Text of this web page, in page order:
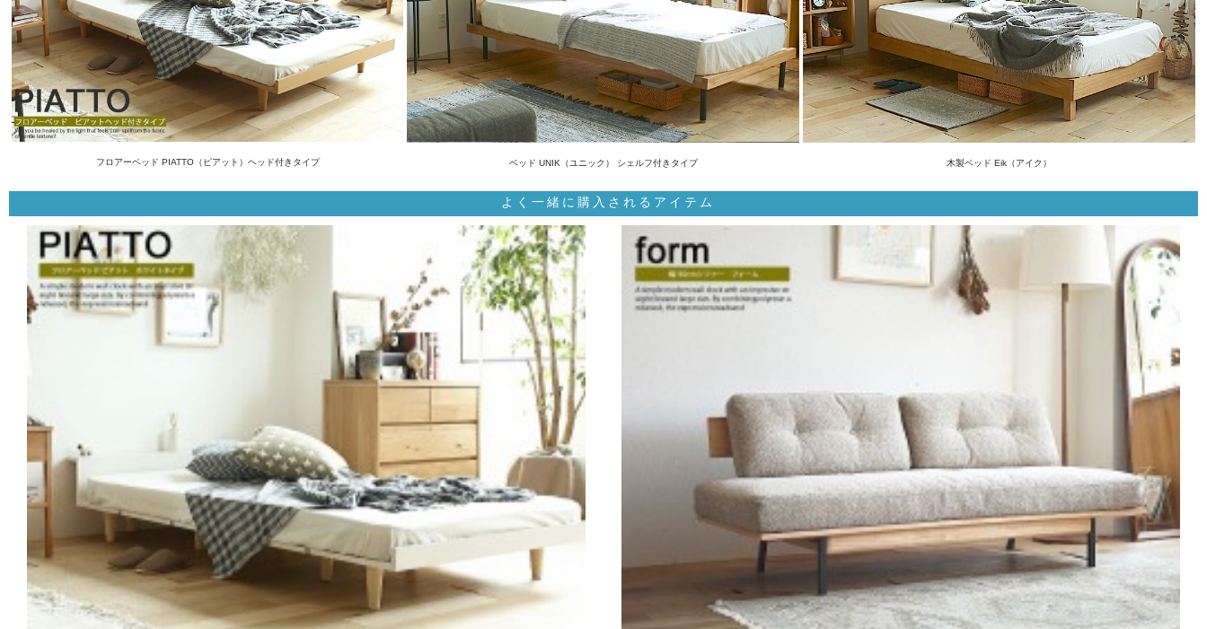
フロアーベッド PIATTO（ピアット）ヘッド付きタイプ ベッド UNIK（ユニック） シェルフ付きタイプ 木製ベッド Eik（アイク）
よく一緒に購入されるアイテム